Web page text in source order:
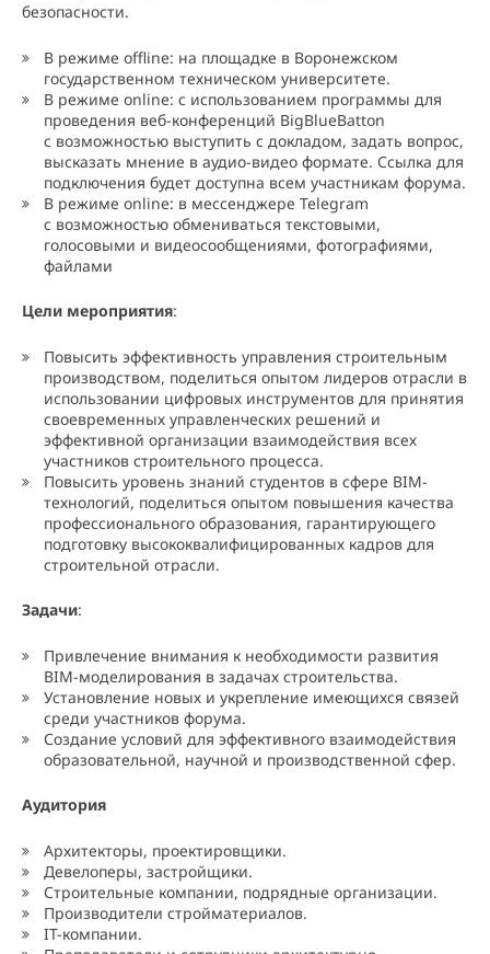
безопасности.
В режиме offline: на площадке в Воронежском
государственном техническом университете.
В режиме online: с использованием программы для
проведения веб-конференций BigBlueBatton
с возможностью выступить с докладом, задать вопрос,
высказать мнение в аудио-видео формате. Ссылка для
подключения будет доступна всем участникам форума.
В режиме online: в мессенджере Telegram
с возможностью обмениваться текстовыми,
голосовыми и видеосообщениями, фотографиями,
файлами
Цели мероприятия:
Повысить эффективность управления строительным
производством, поделиться опытом лидеров отрасли в
использовании цифровых инструментов для принятия
своевременных управленческих решений и
эффективной организации взаимодействия всех
участников строительного процесса.
Повысить уровень знаний студентов в сфере BIM-
технологий, поделиться опытом повышения качества
профессионального образования, гарантирующего
подготовку высококвалифицированных кадров для
строительной отрасли.
Задачи:
Привлечение внимания к необходимости развития
BIM-моделирования в задачах строительства.
Установление новых и укрепление имеющихся связей
среди участников форума.
Создание условий для эффективного взаимодействия
образовательной, научной и производственной сфер.
Аудитория
Архитекторы, проектировщики.
Девелоперы, застройщики.
Строительные компании, подрядные организации.
Производители стройматериалов.
IT-компании.